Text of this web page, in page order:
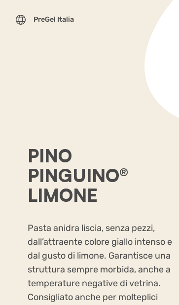
PreGel Italia
PINO
PINGUINO®
LIMONE
Pasta anidra liscia, senza pezzi,
dall’attraente colore giallo intenso e
dal gusto di limone. Garantisce una
struttura sempre morbida, anche a
temperature negative di vetrina.
Consigliato anche per molteplici